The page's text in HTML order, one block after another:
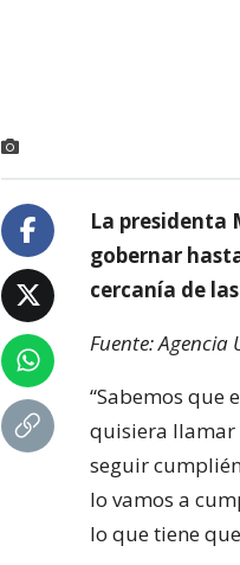
La presidenta
gobernar
cercanía de
Fuente: Agencia
“Sabemos que
quisiera llamar
seguir
lo vamos a
lo que tiene